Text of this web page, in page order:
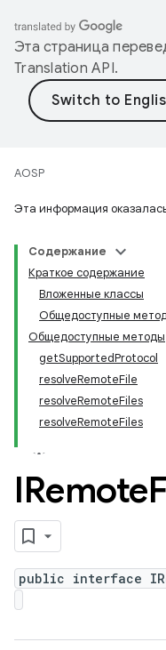
Эта страница
Translation API.
AOSP
Эта информация
Содержание
Краткое содержание
Вложенные классы
Общедоступные
Общедоступные методы
getSupportedProtocol
resolveRemoteFile
resolveRemoteFiles
resolveRemoteFiles
IRemote
public interface